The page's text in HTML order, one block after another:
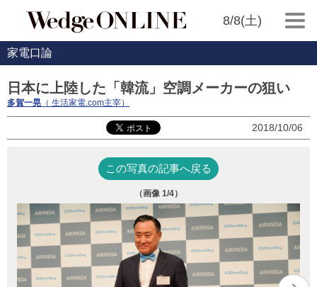
8/8(土)
家電口論
日本に上陸した「韓流」空調メーカーの狙い
多賀一晃 （ 生活家電.com主宰）
2018/10/06
この写真の記事へ戻る
（画像 1/4）